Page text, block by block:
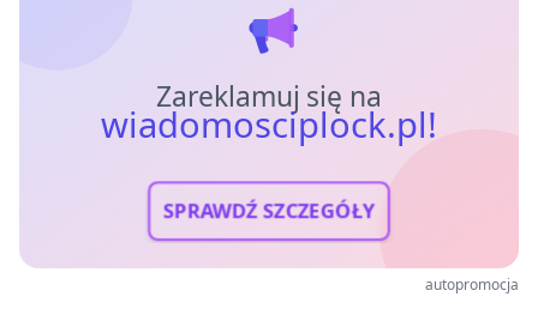
Zareklamuj się na
wiadomosciplock.pl!
SPRAWDŹ SZCZEGÓŁY
autopromocja